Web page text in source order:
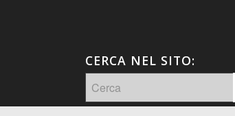
CERCA NEL SITO: